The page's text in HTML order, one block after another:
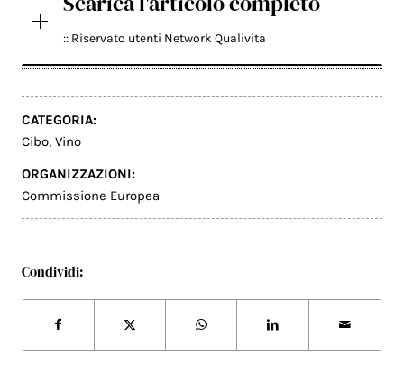
:: Riservato utenti Network Qualivita
CATEGORIA:
Cibo,Vino
ORGANIZZAZIONI:
Commissione Europea
Condividi: